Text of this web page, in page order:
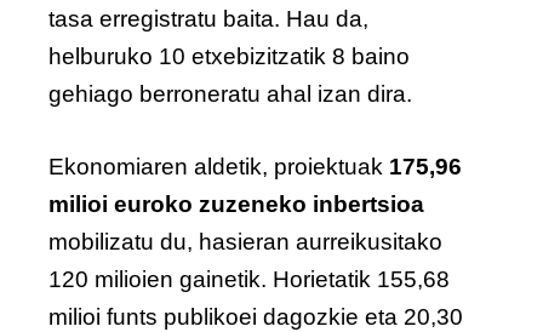
tasa erregistratu baita. Hau da,
helburuko 10 etxebizitzatik 8 baino
gehiago berroneratu ahal izan dira.
Ekonomiaren aldetik, proiektuak 175,96
milioi euroko zuzeneko inbertsioa
mobilizatu du, hasieran aurreikusitako
120 milioien gainetik. Horietatik 155,68
milioi funts publikoei dagozkie eta 20,30